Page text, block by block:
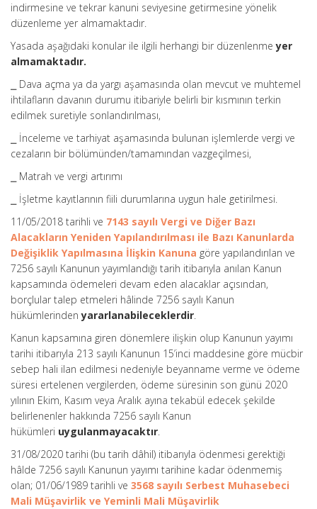
indirmesine ve tekrar kanuni seviyesine getirmesine yönelik
düzenleme yer almamaktadır.
Yasada aşağıdaki konular ile ilgili herhangi bir düzenlenmeyer
almamaktadır.
⎯ Dava açma ya da yargı aşamasında olan mevcut ve muhtemel
ihtilafların davanın durumu itibariyle belirli bir kısmının terkin
edilmek suretiyle sonlandırılması,
⎯ İnceleme ve tarhiyat aşamasında bulunan işlemlerde vergi ve
cezaların bir bölümünden/tamamından vazgeçilmesi,
⎯ Matrah ve vergi artırımı
⎯ İşletme kayıtlarının fiili durumlarına uygun hale getirilmesi.
11/05/2018 tarihli ve 7143 sayılı Vergi ve Diğer Bazı
Alacakların Yeniden Yapılandırılması ile Bazı Kanunlarda
Değişiklik Yapılmasına İlişkin Kanuna göre yapılandırılan ve
7256 sayılı Kanunun yayımlandığı tarih itibarıyla anılan Kanun
kapsamında ödemeleri devam eden alacaklar açısından,
borçlular talep etmeleri hâlinde 7256 sayılı Kanun
hükümlerindenyararlanabileceklerdir.
Kanun kapsamına giren dönemlere ilişkin olup Kanunun yayımı
tarihi itibarıyla 213 sayılı Kanunun 15’inci maddesine göre mücbir
sebep hali ilan edilmesi nedeniyle beyanname verme ve ödeme
süresi ertelenen vergilerden, ödeme süresinin son günü 2020
yılının Ekim, Kasım veya Aralık ayına tekabül edecek şekilde
belirlenenler hakkında 7256 sayılı Kanun
hükümleri uygulanmayacaktır.
31/08/2020 tarihi (bu tarih dâhil) itibarıyla ödenmesi gerektiği
hâlde 7256 sayılı Kanunun yayımı tarihine kadar ödenmemiş
olan; 01/06/1989 tarihli ve 3568 sayılı Serbest Muhasebeci
Mali Müşavirlik ve Yeminli Mali Müşavirlik